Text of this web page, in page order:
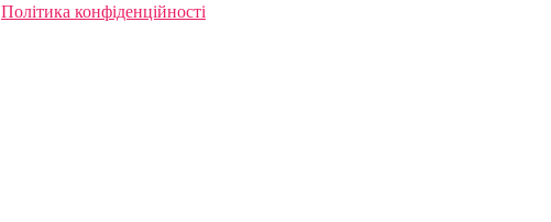
Політика конфіденційності